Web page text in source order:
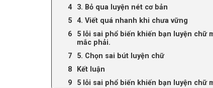
3. Bỏ qua luyện nét cơ bản
4. Viết quá nhanh khi chưa vững
5 lỗi sai phổ biến khiến bạn luyện chữ
mắc phải.
5. Chọn sai bút luyện chữ
Kết luận
5 lỗi sai phổ biến khiến bạn luyện chữ